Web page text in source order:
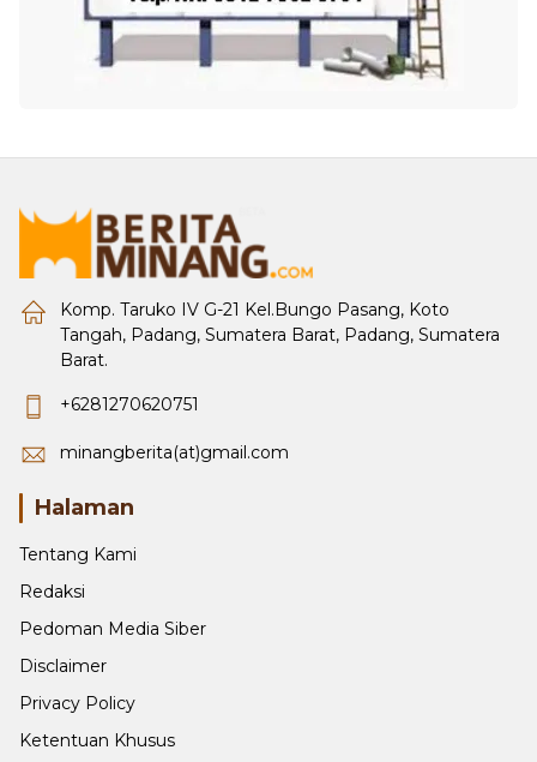
Komp. Taruko IV G-21 Kel.Bungo Pasang, Koto
Tangah, Padang, Sumatera Barat, Padang, Sumatera
Barat.
Tentang Kami
Redaksi
Pedoman Media Siber
Disclaimer
Privacy Policy
Ketentuan Khusus
Hubungi Kami